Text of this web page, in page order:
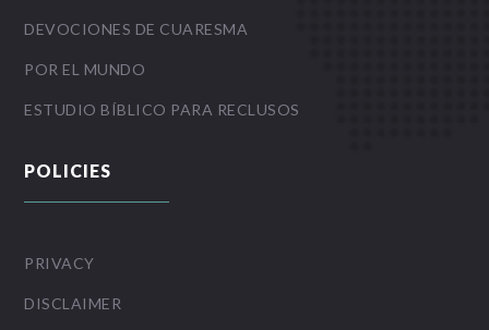
DEVOCIONES DE CUARESMA
POR EL MUNDO
ESTUDIO BÍBLICO PARA RECLUSOS
POLICIES
PRIVACY
DISCLAIMER